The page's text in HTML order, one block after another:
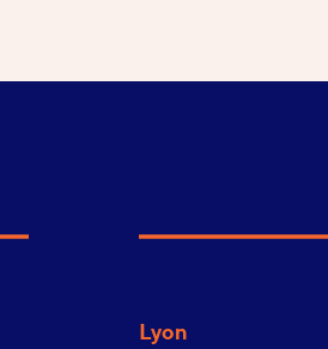
Lyon